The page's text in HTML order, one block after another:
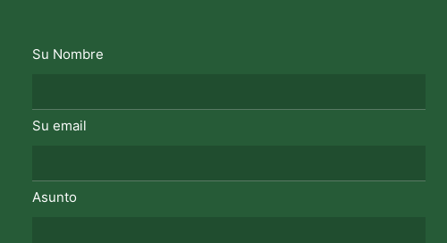
Su Nombre
Su email
Asunto